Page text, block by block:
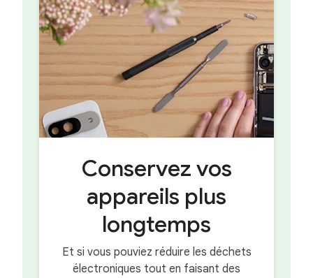
Conservez vos
appareils plus
longtemps
Et si vous pouviez réduire les déchets
électroniques tout en faisant des